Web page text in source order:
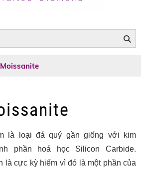
là loại đá quý gần giống với kim
phần hoá học Silicon Carbide.
là cực kỳ hiếm vì đó là một phần của